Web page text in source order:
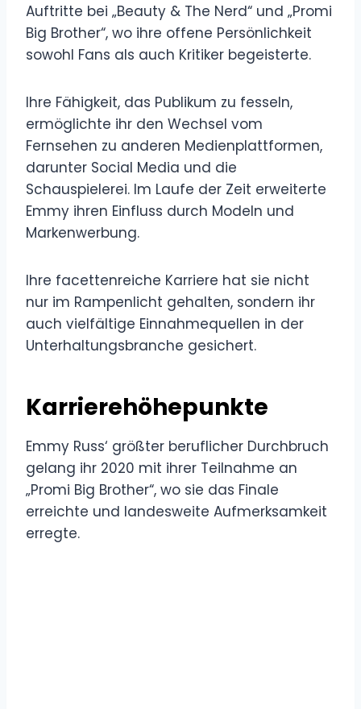
Auftritte bei „Beauty & The Nerd“ und „Promi
Big Brother“, wo ihre offene Persönlichkeit
sowohl Fans als auch Kritiker begeisterte.
Ihre Fähigkeit, das Publikum zu fesseln,
ermöglichte ihr den Wechsel vom
Fernsehen zu anderen Medienplattformen,
darunter Social Media und die
Schauspielerei. Im Laufe der Zeit erweiterte
Emmy ihren Einfluss durch Modeln und
Markenwerbung.
Ihre facettenreiche Karriere hat sie nicht
nur im Rampenlicht gehalten, sondern ihr
auch vielfältige Einnahmequellen in der
Unterhaltungsbranche gesichert.
Karrierehöhepunkte
Emmy Russ‘ größter beruflicher Durchbruch
gelang ihr 2020 mit ihrer Teilnahme an
„Promi Big Brother“, wo sie das Finale
erreichte und landesweite Aufmerksamkeit
erregte.